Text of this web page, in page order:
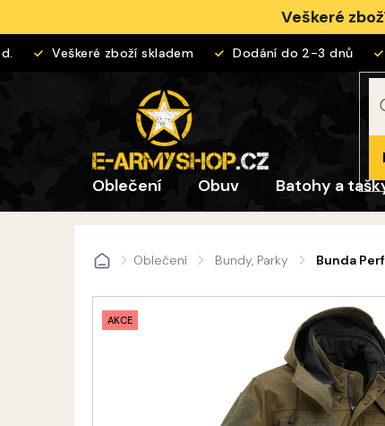
obsah
Veškeré
Veškeré zboží skladem Dodání do 2-3 dnů
Oblečení Obuv Batohy a
DomůOblečení Bundy, Parky Bunda
AKCE